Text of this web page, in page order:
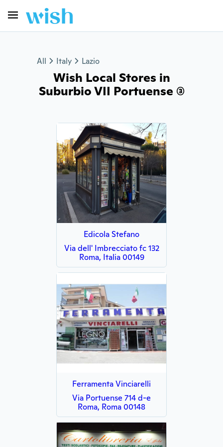
All Italy Lazio
Wish Local Stores in
Suburbio VII Portuense (3)
Edicola Stefano
Via dell' Imbrecciato fc 132
Roma, Italia 00149
Ferramenta Vinciarelli
Via Portuense 714 d-e
Roma, Roma 00148